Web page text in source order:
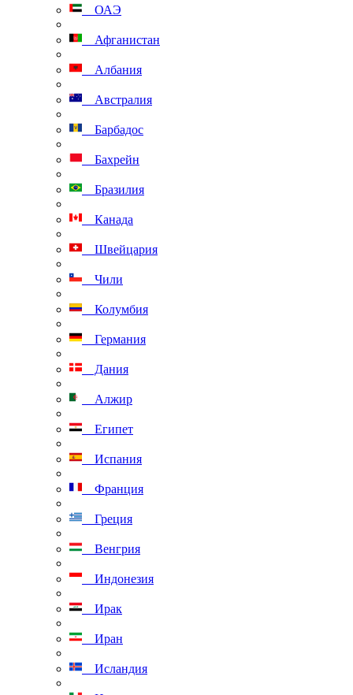
ОАЭ
Афганистан
Албания
Австралия
Барбадос
Бахрейн
Бразилия
Канада
Швейцария
Чили
Колумбия
Германия
Дания
Алжир
Египет
Испания
Франция
Греция
Венгрия
Индонезия
Ирак
Иран
Исландия